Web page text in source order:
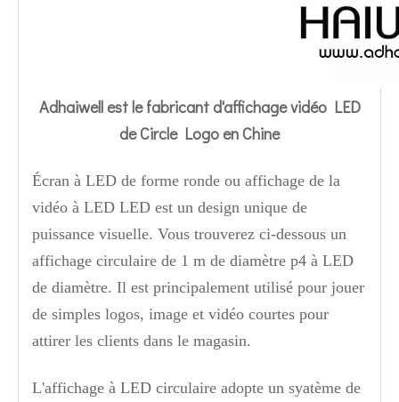
Adhaiwell est le fabricant d'affichage vidéo LED
de Circle Logo en Chine
Écran à LED de forme ronde ou affichage de la
vidéo à LED LED est un design unique de
puissance visuelle. Vous trouverez ci-dessous un
affichage circulaire de 1 m de diamètre p4 à LED
de diamètre. Il est principalement utilisé pour jouer
de simples logos, image et vidéo courtes pour
attirer les clients dans le magasin.
L'affichage à LED circulaire adopte un syatème de